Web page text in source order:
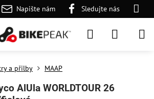
Napište nám Sledujte nás
a přilby MAAP
AlUla WORLDTOUR 26